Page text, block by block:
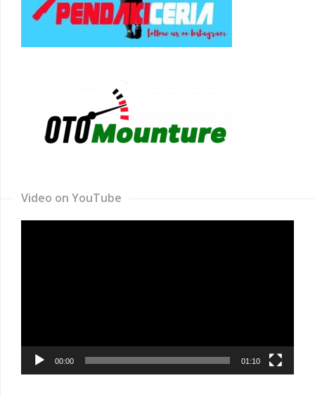
Video on YouTube
00:00 01:10